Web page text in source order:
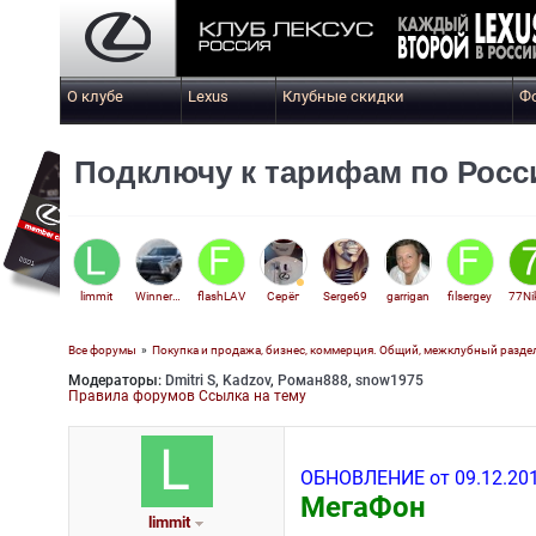
О клубе Lexus Клубные скидки
Подключу к тарифам по
limmit Winner99 flashLAV Серёг Serge69 garrigan filsergey
Veter
Все форумы » Покупка и продажа, бизнес, коммерция. Общий, межклубный
Модераторы: Dmitri S, Kadzov, Роман888, snow1975
Правила форумов Ссылка на тему
limmit
ОБНОВЛЕНИЕ от
МегаФон